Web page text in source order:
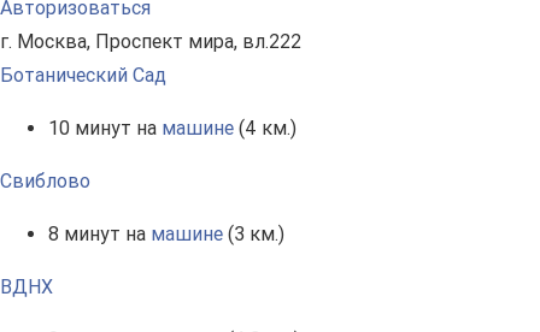
Авторизоваться
г. Москва, Проспект мира, вл.222
Ботанический Сад
10 минут на машине (4 км.)
Свиблово
8 минут на машине (3 км.)
ВДНХ